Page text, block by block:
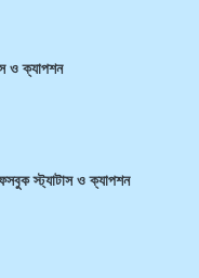
ও ক্যাপশন
স্ট্যাটাস ও ক্যাপশন